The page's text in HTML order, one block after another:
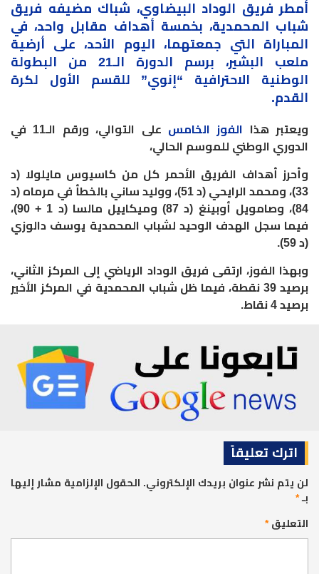
أمطر فريق الوداد البيضاوي، شباك مضيفه فريق
شباب المحمدية، بخمسة أهداف مقابل واحد، في
المباراة التي جمعتهما، اليوم الأحد، على أرضية
ملعب البشير، برسم الدورة الـ21 من البطولة
الوطنية الاحترافية “إنوي” للقسم الأول لكرة
القدم.
ويعتبر هذا الفوز الخامس
على التوالي، ورقم الـ11 في
الدوري الوطني للموسم الحالي،
وأحرز أهداف الفريق الأحمر كل من كاسيوس مايلولا (د
33)، ومحمد الرايحي (د 51)، ووليد ساني بالخطأ في مرماه (د
84)، وصامويل أوبينغ (د 87) وميكاييل مالسا (د 1 + 90)،
فيما سجل الهدف الوحيد لشباب المحمدية يوسف دالوزي
(د 59)
.
وبهذا الفوز، ارتقى فريق الوداد الرياضي إلى المركز الثاني،
برصيد 39 نقطة، فيما ظل شباب المحمدية في المركز الأخير
برصيد 4 نقاط
.
اترك تعليقاً
لن يتم نشر عنوان بريدك الإلكتروني. الحقول الإلزامية مشار إليها
بـ*
التعليق*